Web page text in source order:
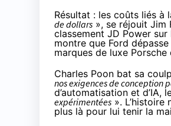
Résultat : les coûts liés à
de dollars », se réjouit Jim
classement JD Power
montre que Ford dépasse
marques de luxe
Charles Poon bat sa
nos exigences de conception
d’automatisation et d’IA,
expérimentées ».
plus là pour lui tenir la